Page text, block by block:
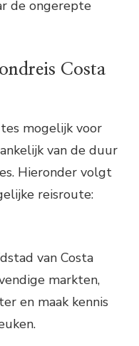
de ongerepte
Costa
mogelijk voor
van de duur
Hieronder volgt
reisroute:
van Costa
markten,
en maak kennis